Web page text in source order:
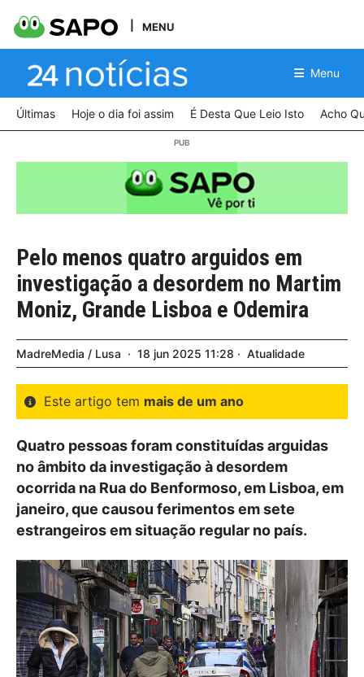
MENU
Menu
Últimas Hoje o dia foi assim É Desta Que Leio Isto Acho
Pelo menos quatro arguidos em
investigação a desordem no Martim
Moniz, Grande Lisboa e Odemira
MadreMedia / Lusa 18 jun 2025 11:28 Atualidade
Este artigo tem mais de um ano
Quatro pessoas foram constituídas arguidas
no âmbito da investigação à desordem
ocorrida na Rua do Benformoso, em Lisboa, em
janeiro, que causou ferimentos em sete
estrangeiros em situação regular no país.